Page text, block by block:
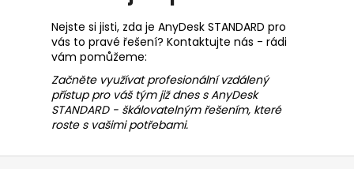
Nejste si jisti, zda je AnyDesk STANDARD pro
vás to pravé řešení? Kontaktujte nás - rádi
vám pomůžeme:
Začněte využívat profesionální vzdálený
přístup pro váš tým již dnes s AnyDesk
STANDARD - škálovatelným řešením, které
roste s vašimi potřebami.